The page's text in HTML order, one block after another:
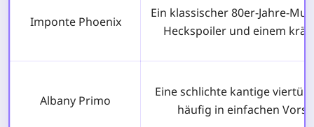
Imponte Phoenix
Ein klassischer 80er-Jahre-
Heckspoiler und einem
Albany Primo
Eine schlichte kantige
häufig in einfachen